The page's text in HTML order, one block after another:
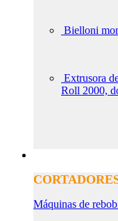
Bielloni
Extrusora
Roll 2000,
Máquinas de